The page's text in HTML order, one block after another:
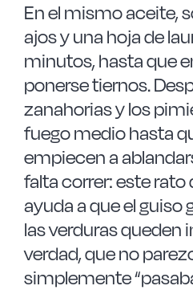
En el mismo aceite,
ajos y una hoja de
minutos, hasta que
ponerse tiernos.
zanahorias y los
fuego medio hasta
empiecen a
falta correr: este
ayuda a que el guiso
las verduras queden
verdad, que no
simplemente